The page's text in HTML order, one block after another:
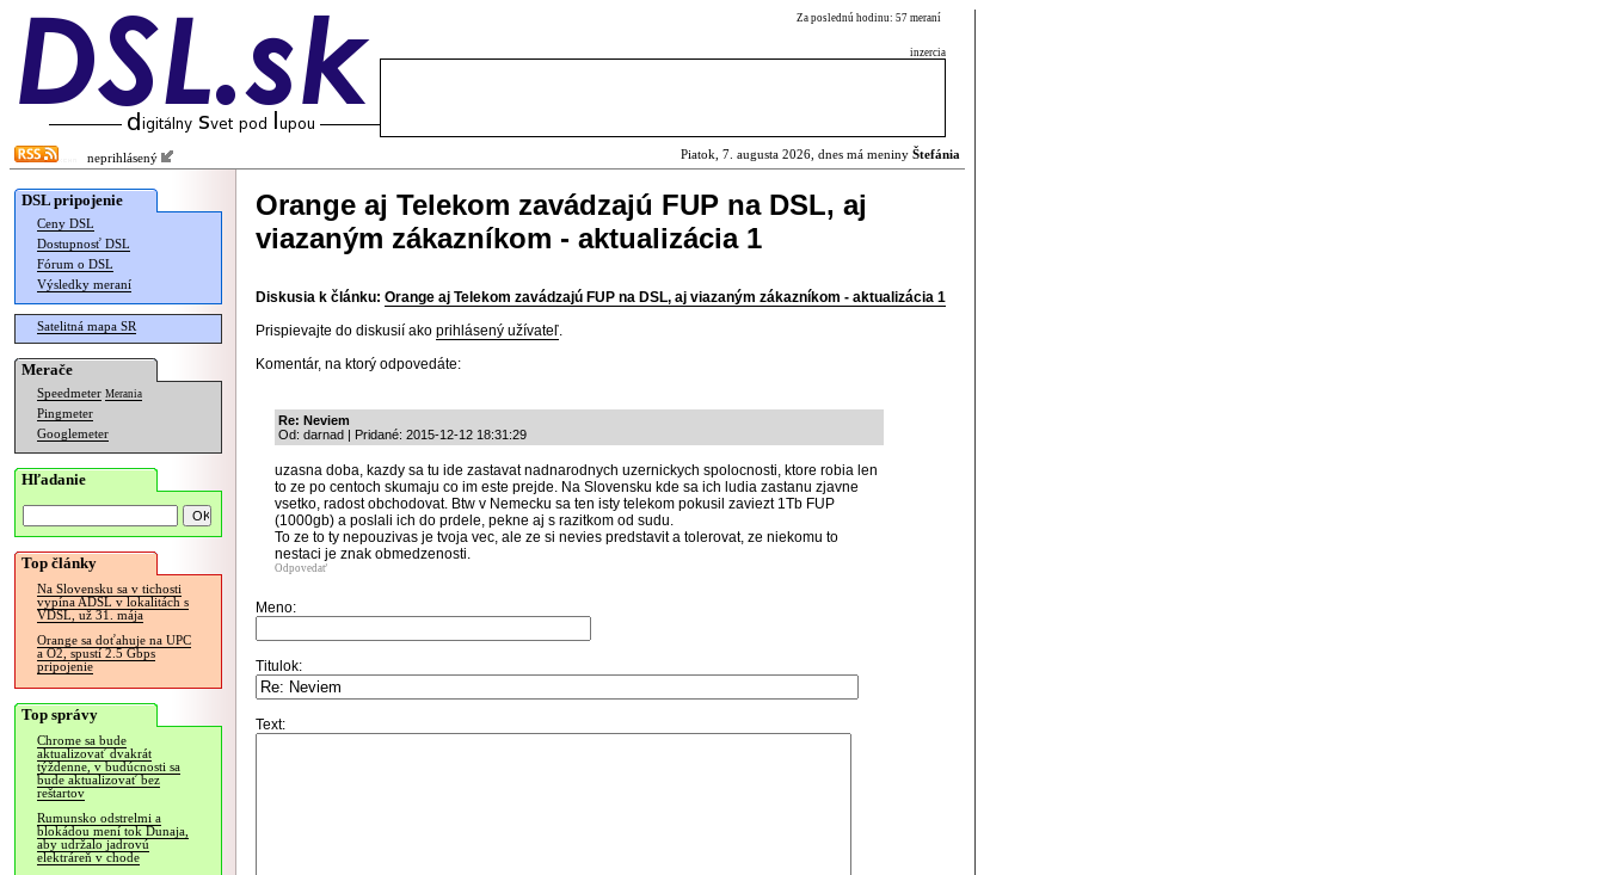
Za poslednú hodinu: 57 meraní
inzercia
neprihlásený Piatok, 7. augusta 2026, dnes má meniny Štefánia
DSL pripojenie
Ceny DSL
Dostupnosť DSL
Fórum o DSL
Výsledky meraní
Satelitná mapa SR
Merače
Speedmeter Merania
Pingmeter
Googlemeter
Hľadanie
Top články
Na Slovensku sa v tichosti
vypína ADSL v lokalitách s
VDSL, už 31. mája
Orange sa doťahuje na UPC
a O2, spustí 2.5 Gbps
pripojenie
Top správy
Chrome sa bude
aktualizovať dvakrát
týždenne, v budúcnosti sa
bude aktualizovať bez
reštartov
Rumunsko odstrelmi a
blokádou mení tok Dunaja,
aby udržalo jadrovú
elektráreň v chode
Orange aj Telekom zavádzajú FUP na DSL, aj
viazaným zákazníkom - aktualizácia 1
Diskusia k článku: Orange aj Telekom zavádzajú FUP na DSL, aj viazaným zákazníkom - aktualizácia 1
Prispievajte do diskusií ako prihlásený užívateľ.
Komentár, na ktorý odpovedáte:
Re: Neviem
Od: darnad | Pridané: 2015-12-12 18:31:29
uzasna doba, kazdy sa tu ide zastavat nadnarodnych uzernickych spolocnosti, ktore robia len
to ze po centoch skumaju co im este prejde. Na Slovensku kde sa ich ludia zastanu zjavne
vsetko, radost obchodovat. Btw v Nemecku sa ten isty telekom pokusil zaviezt 1Tb FUP
(1000gb) a poslali ich do prdele, pekne aj s razitkom od sudu.
To ze to ty nepouzivas je tvoja vec, ale ze si nevies predstavit a tolerovat, ze niekomu to
nestaci je znak obmedzenosti.
Odpovedať
Meno:
Titulok:
Text: